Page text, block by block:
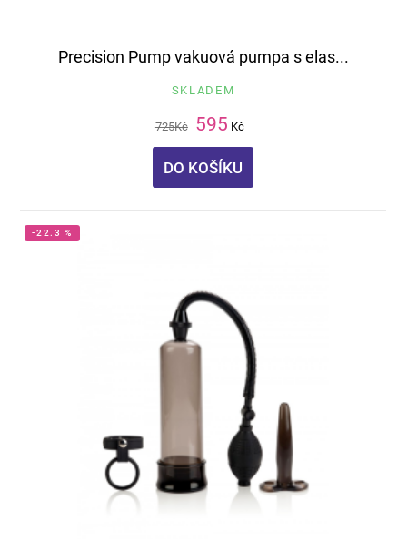
Precision Pump vakuová pumpa s elas...
SKLADEM
725Kč 595 Kč
DO KOŠÍKU
-22.3 %